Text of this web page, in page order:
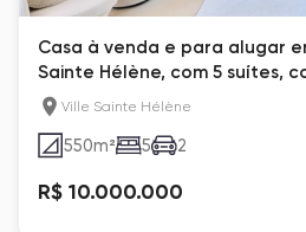
Casa à venda e para alugar
Sainte Hélène, com 5 suítes,
Ville Sainte Hélène
550m² 5 2
R$ 10.000.000